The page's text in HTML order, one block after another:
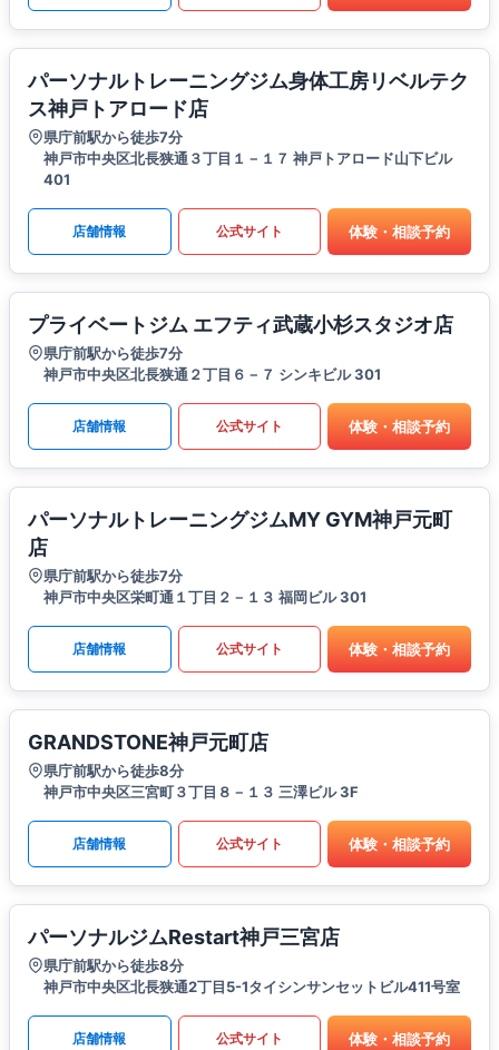
パーソナルトレーニングジム身体工房リベルテク
ス神戸トアロード店
県庁前駅から徒歩7分
神戸市中央区北長狭通３丁目１－１７ 神戸トアロード山下ビル
401
店舗情報 公式サイト 体験・相談予約
プライベートジム エフティ武蔵小杉スタジオ店
県庁前駅から徒歩7分
神戸市中央区北長狭通２丁目６－７ シンキビル 301
店舗情報 公式サイト 体験・相談予約
パーソナルトレーニングジムMY GYM神戸元町
店
県庁前駅から徒歩7分
神戸市中央区栄町通１丁目２－１３ 福岡ビル 301
店舗情報 公式サイト 体験・相談予約
GRANDSTONE神戸元町店
県庁前駅から徒歩8分
神戸市中央区三宮町３丁目８－１３ 三澤ビル 3F
店舗情報 公式サイト 体験・相談予約
パーソナルジムRestart神戸三宮店
県庁前駅から徒歩8分
神戸市中央区北長狭通2丁目5-1タイシンサンセットビル411号室
店舗情報 公式サイト 体験・相談予約